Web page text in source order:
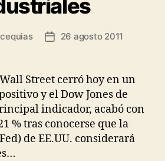
Fecha
entrada
26 agosto 2011
Street cerró hoy en un
y el Dow Jones de
indicador, acabó con
% tras conocerse que la
de EE.UU. considerará